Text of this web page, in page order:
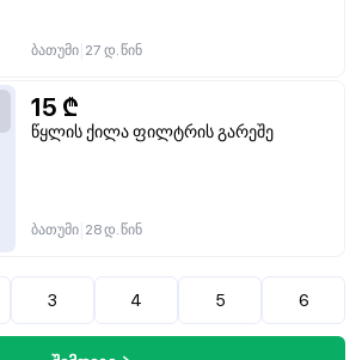
ბათუმი 27 დ. წინ
15 ₾
წყლის ქილა ფილტრის გარეშე
ბათუმი 28 დ. წინ
3 4 5 6